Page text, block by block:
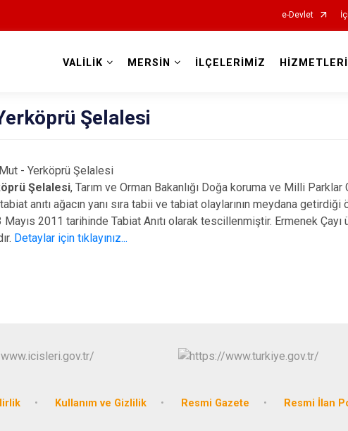
e-Devlet
VALİLİK MERSİN İLÇELERİMİZ
Şelalesi
Şelalesi
Şelalesi, Tarım ve Orman Bakanlığı Doğa koruma ve Milli
anıtı ağacın yanı sıra tabii ve tabiat olaylarının meydana
Mayıs 2011 tarihinde Tabiat Anıtı olarak tescillenmiştir. Ermenek
Detaylar için tıklayınız...
Kullanım ve Gizlilik Resmi Gazete Resmi İlan